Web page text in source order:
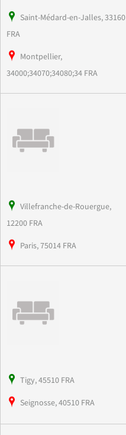
Saint-Médard-en-Jalles, 33160
FRA
Montpellier,
34000;34070;34080;34 FRA
Villefranche-de-Rouergue,
12200 FRA
Paris, 75014 FRA
Tigy, 45510 FRA
Seignosse, 40510 FRA